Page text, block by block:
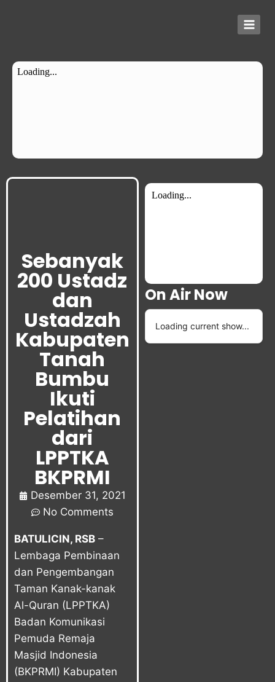
Sebanyak
200 Ustadz
dan
Ustadzah
Kabupaten
Tanah
Bumbu
Ikuti
Pelatihan
dari
LPPTKA
BKPRMI
Desember 31, 2021
No Comments
BATULICIN, RSB –
Lembaga Pembinaan
dan Pengembangan
Taman Kanak-kanak
Al-Quran (LPPTKA)
Badan Komunikasi
Pemuda Remaja
Masjid Indonesia
(BKPRMI) Kabupaten
On Air Now
Loading current show...